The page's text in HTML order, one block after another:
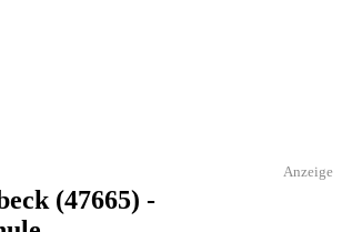
Anzeige
(47665) -